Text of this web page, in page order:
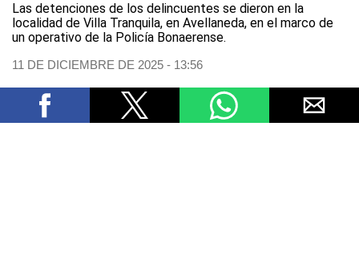
Las detenciones de los delincuentes se dieron en la
localidad de Villa Tranquila, en Avellaneda, en el marco de
un operativo de la Policía Bonaerense.
11 DE DICIEMBRE DE 2025 - 13:56